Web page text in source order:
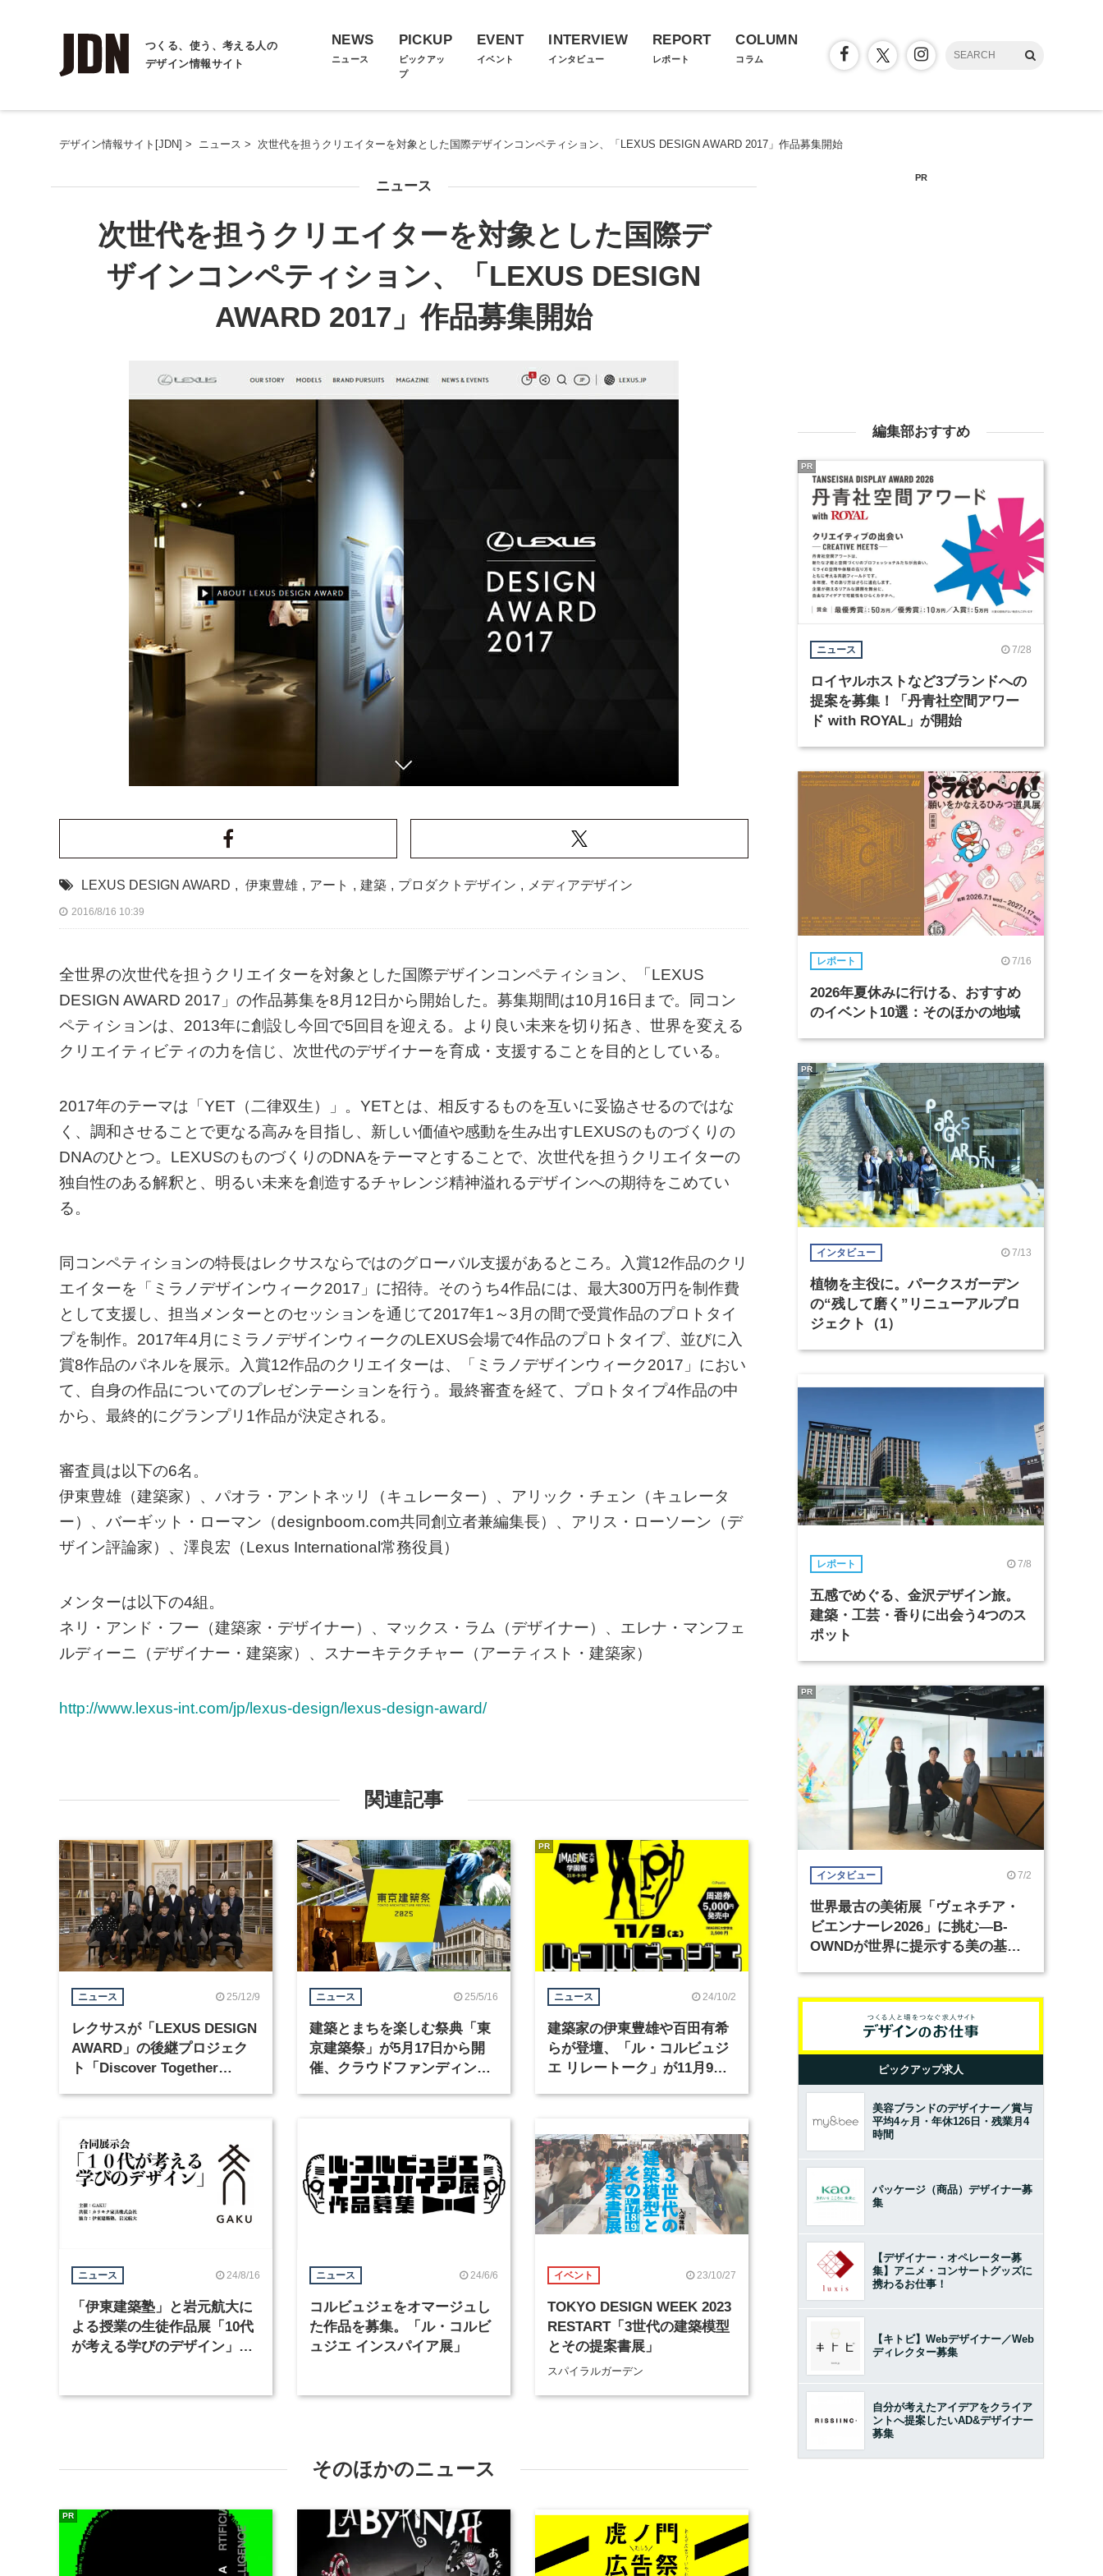
つくる、使う、考える人の
デザイン情報サイト
NEWS
ニュース
PICKUP
ピックアッ
プ
EVENT
イベント
INTERVIEW
インタビュー
REPORT
レポート
COLUMN
コラム
デザイン情報サイト[JDN] > ニュース > 次世代を担うクリエイターを対象とした国際デザインコンペティション、「LEXUS DESIGN AWARD 2017」作品募集開始
ニュース
次世代を担うクリエイターを対象とした国際デ
ザインコンペティション、「LEXUS DESIGN
AWARD 2017」作品募集開始
LEXUS DESIGN AWARD , 伊東豊雄 , アート , 建築 , プロダクトデザイン , メディアデザイン
2016/8/16 10:39
全世界の次世代を担うクリエイターを対象とした国際デザインコンペティション、「LEXUS
DESIGN AWARD 2017」の作品募集を8月12日から開始した。募集期間は10月16日まで。同コン
ペティションは、2013年に創設し今回で5回目を迎える。より良い未来を切り拓き、世界を変える
クリエイティビティの力を信じ、次世代のデザイナーを育成・支援することを目的としている。
2017年のテーマは「YET（二律双生）」。YETとは、相反するものを互いに妥協させるのではな
く、調和させることで更なる高みを目指し、新しい価値や感動を生み出すLEXUSのものづくりの
DNAのひとつ。LEXUSのものづくりのDNAをテーマとすることで、次世代を担うクリエイターの
独自性のある解釈と、明るい未来を創造するチャレンジ精神溢れるデザインへの期待をこめてい
る。
同コンペティションの特長はレクサスならではのグローバル支援があるところ。入賞12作品のクリ
エイターを「ミラノデザインウィーク2017」に招待。そのうち4作品には、最大300万円を制作費
として支援し、担当メンターとのセッションを通じて2017年1～3月の間で受賞作品のプロトタイ
プを制作。2017年4月にミラノデザインウィークのLEXUS会場で4作品のプロトタイプ、並びに入
賞8作品のパネルを展示。入賞12作品のクリエイターは、「ミラノデザインウィーク2017」におい
て、自身の作品についてのプレゼンテーションを行う。最終審査を経て、プロトタイプ4作品の中
から、最終的にグランプリ1作品が決定される。
審査員は以下の6名。
伊東豊雄（建築家）、パオラ・アントネッリ（キュレーター）、アリック・チェン（キュレータ
ー）、バーギット・ローマン（designboom.com共同創立者兼編集長）、アリス・ローソーン（デ
ザイン評論家）、澤良宏（Lexus International常務役員）
メンターは以下の4組。
ネリ・アンド・フー（建築家・デザイナー）、マックス・ラム（デザイナー）、エレナ・マンフェ
ルディーニ（デザイナー・建築家）、スナーキテクチャー（アーティスト・建築家）
http://www.lexus-int.com/jp/lexus-design/lexus-design-award/
関連記事
ニュース 25/12/9
レクサスが「LEXUS DESIGN
AWARD」の後継プロジェク
ト「Discover Together
ニュース 25/5/16
建築とまちを楽しむ祭典「東
京建築祭」が5月17日から開
催、クラウドファンディング
ニュース 24/10/2
建築家の伊東豊雄や百田有希
らが登壇、「ル・コルビュジ
エ リレートーク」が11月9日
PR
ニュース 24/8/16
「伊東建築塾」と岩元航大に
よる授業の生徒作品展「10代
が考える学びのデザイン」が8
ニュース 24/6/6
コルビュジェをオマージュし
た作品を募集。「ル・コルビ
ュジエ インスパイア展」
イベント 23/10/27
TOKYO DESIGN WEEK 2023
RESTART「3世代の建築模型
とその提案書展」
スパイラルガーデン
そのほかのニュース
PR
PR
編集部おすすめ
ニュース 7/28
ロイヤルホストなど3ブランドへの
提案を募集！「丹青社空間アワー
ド with ROYAL」が開始
PR
レポート 7/16
2026年夏休みに行ける、おすすめ
のイベント10選：そのほかの地域
インタビュー 7/13
植物を主役に。パークスガーデン
の“残して磨く”リニューアルプロ
ジェクト（1）
PR
レポート 7/8
五感でめぐる、金沢デザイン旅。
建築・工芸・香りに出会う4つのス
ポット
インタビュー 7/2
世界最古の美術展「ヴェネチア・
ビエンナーレ2026」に挑む―B-
OWNDが世界に提示する美の基準
PR
ピックアップ求人
美容ブランドのデザイナー／賞与
平均4ヶ月・年休126日・残業月4
時間
パッケージ（商品）デザイナー募
集
【デザイナー・オペレーター募
集】アニメ・コンサートグッズに
携わるお仕事！
【キトビ】Webデザイナー／Web
ディレクター募集
自分が考えたアイデアをクライア
ントへ提案したいAD&デザイナー
募集